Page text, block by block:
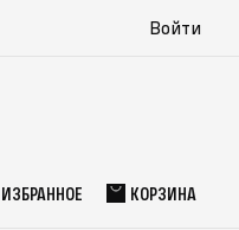
Войти
ИЗБРАННОЕ КОРЗИНА